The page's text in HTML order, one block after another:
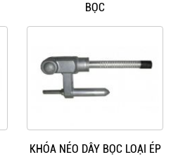
BỌC
KHÓA NÉO DÂY BỌC LOẠI ÉP